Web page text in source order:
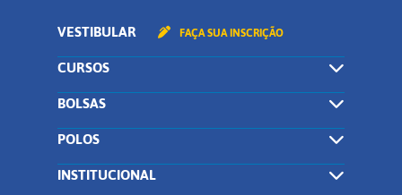
VESTIBULAR FAÇA SUA INSCRIÇÃO
CURSOS
BOLSAS
POLOS
INSTITUCIONAL